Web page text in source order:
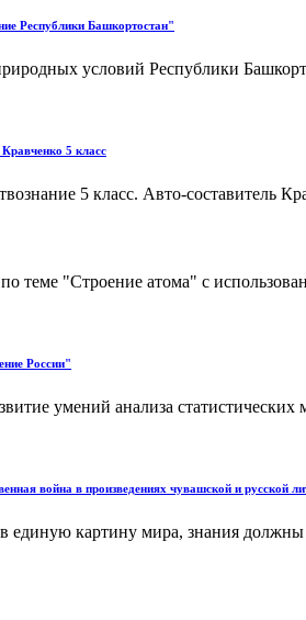
Республики Башкортостан"
условий Республики
5 класс
5 класс. Авто-составитель
теме "Строение атома" с
России"
умений анализа статистических
война в произведениях чувашской и
единую картину мира, знания